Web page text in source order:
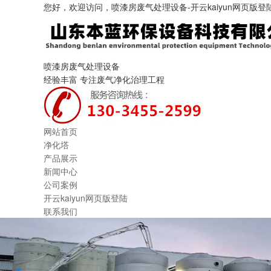
您好，欢迎访问，喷漆房废气处理设备-开云kaiyun网页版登
喷漆房废气处理设备
经验丰富 专注废气净化治理工程
网站首页
净化塔
产品展示
新闻中心
公司案例
开云kaiyun网页版登陆
联系我们